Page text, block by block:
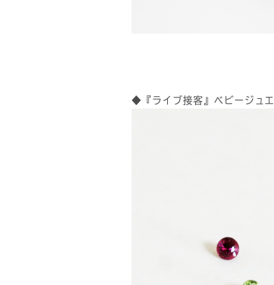
◆『ライブ接客』ベビージュ